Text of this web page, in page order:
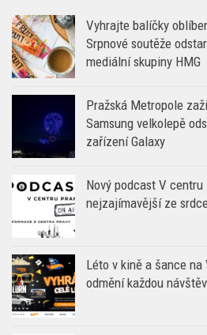
Vyhrajte balíčky
Srpnové soutěže
mediální skupiny HMG
Pražská Metropole
Samsung velkolepě
zařízení Galaxy
Nový podcast V
nejzajímavější ze
Léto v kině a šance
odmění každou